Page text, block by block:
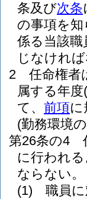
条及び次条
の事項を
係る当該
じなけれ
2
任命権者
属する年度
て、 前項
(勤務環境
第26条の4
に行われ
ならない。
(1)
職員